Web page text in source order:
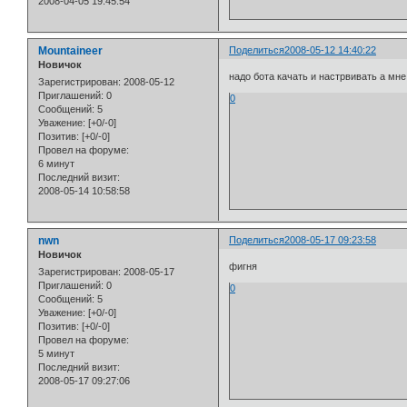
Поделиться2008-05-12 14:40:22
Mountaineer
Новичок
Зарегистрирован: 2008-05-12
Приглашений: 0
Сообщений: 5
Уважение: [+0/-0]
Позитив: [+0/-0]
Провел на форуме:
6 минут
Последний визит:
2008-05-14 10:58:58
надо бота качать и настрвивать а
0
Поделиться2008-05-17 09:23:58
nwn
Новичок
Зарегистрирован: 2008-05-17
Приглашений: 0
Сообщений: 5
Уважение: [+0/-0]
Позитив: [+0/-0]
Провел на форуме:
5 минут
Последний визит:
2008-05-17 09:27:06
фигня
0